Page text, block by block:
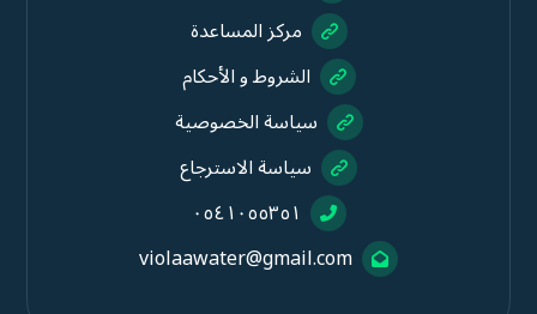
مركز المساعدة
الشروط و الأحكام
سياسة الخصوصية
سياسة الاسترجاع
٠٥٤١٠٥٥٣٥١
violaawater@gmail.com